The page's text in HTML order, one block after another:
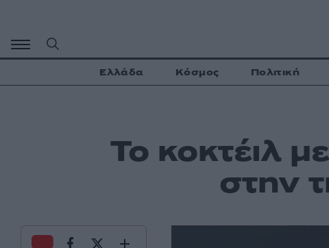
περιεχόμενο
Ελλάδα Κόσμος Πολιτική
Το κοκτέιλ
στην